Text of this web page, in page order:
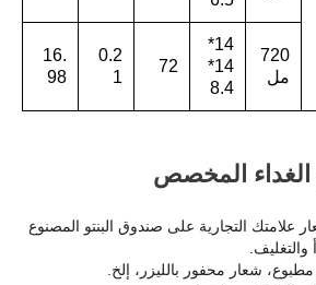
720
مل
14*
14*
8.4
72
0.2
1
16.
98
المخصص
التجارية على صندوق البنتو المصنوع
والتغليف.
شعار محفور بالليزر، إلخ.